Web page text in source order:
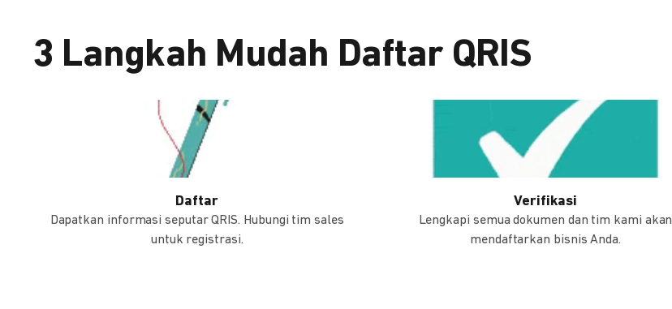
3 Langkah Mudah Daftar QRIS
Daftar
Dapatkan informasi seputar QRIS. Hubungi tim sales
untuk registrasi.
Verifikasi
Lengkapi semua dokumen dan tim kami akan
mendaftarkan bisnis Anda.